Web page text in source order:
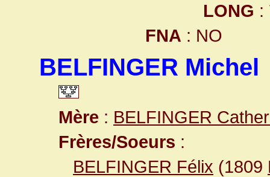
LONG :
FNA : NO
BELFINGER Michel
Mère : BELFINGER
Frères/Soeurs :
BELFINGER Félix (1809